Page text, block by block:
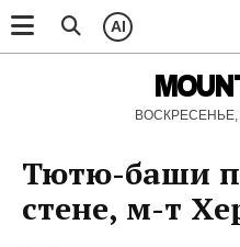
AI
ВОСКРЕСЕНЬЕ,
Тютю-баши
стене, м-т